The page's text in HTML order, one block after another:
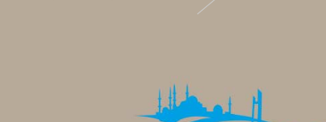
olalım